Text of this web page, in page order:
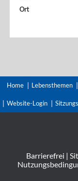
Ort
Home Lebensthemen
Website-Login
Barrierefrei |